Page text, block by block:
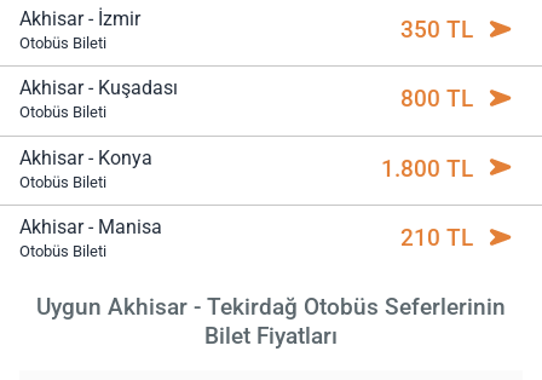
Akhisar - İzmir
Otobüs Bileti 350 TL
Akhisar - Kuşadası
Otobüs Bileti 800 TL
Akhisar - Konya
Otobüs Bileti 1.800 TL
Akhisar - Manisa
Otobüs Bileti 210 TL
Uygun Akhisar - Tekirdağ Otobüs Seferlerinin
Bilet Fiyatları